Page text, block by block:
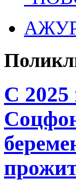
АЖУР:
С 2025